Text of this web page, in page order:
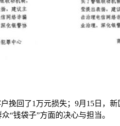
挽回了1万元损失；9月15日，
“钱袋子”方面的决心与担当。